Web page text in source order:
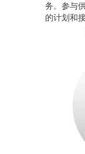
务。参与
的计划和